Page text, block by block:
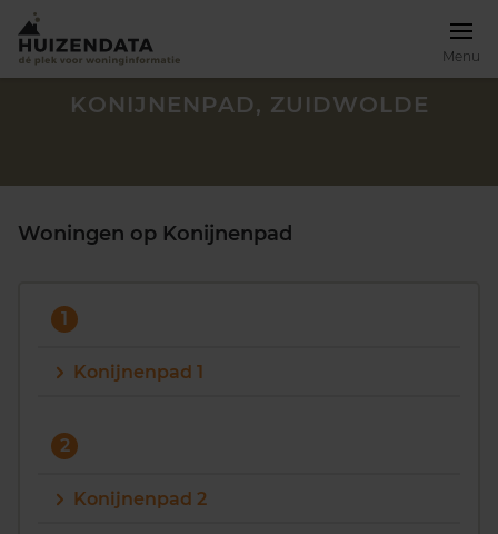
Menu
Zoek een woning
KONIJNENPAD, ZUIDWOLDE
Woningen op Konijnenpad
1
Konijnenpad 1
2
Konijnenpad 2